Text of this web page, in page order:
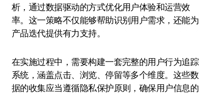
析，通过数据驱动的方式优化用户体验和运营效
率。这一策略不仅能够帮助识别用户需求，还能为
产品迭代提供有力支持。
在实施过程中，需要构建一套完整的用户行为追踪
系统，涵盖点击、浏览、停留等多个维度。这些数
据的收集应当遵循隐私保护原则，确保用户信息的